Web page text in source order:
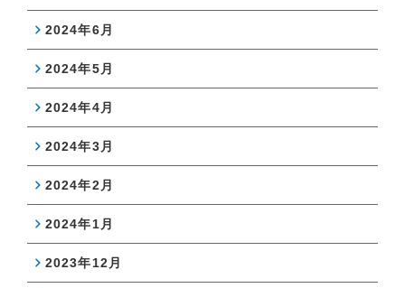
2024年6月
2024年5月
2024年4月
2024年3月
2024年2月
2024年1月
2023年12月